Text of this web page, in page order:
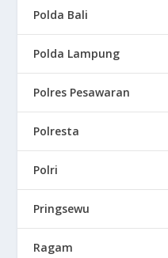
Polda Bali
Polda Lampung
Polres Pesawaran
Polresta
Polri
Pringsewu
Ragam